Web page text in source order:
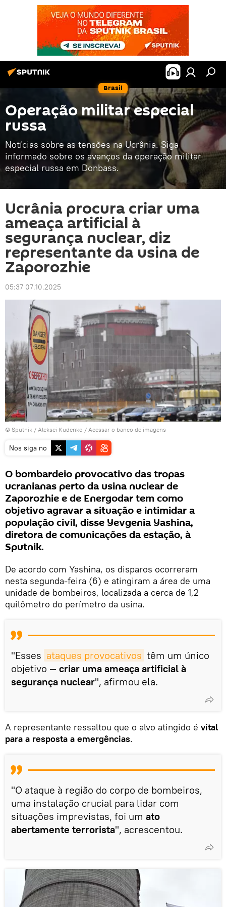
Brasil
Operação militar especial
russa
Notícias sobre as tensões na Ucrânia. Siga
informado sobre os avanços da operação militar
especial russa em Donbass.
Ucrânia procura criar uma
ameaça artificial à
segurança nuclear, diz
representante da usina de
Zaporozhie
05:37 07.10.2025
© Sputnik / Aleksei Kudenko / Acessar o banco de imagens
Nos siga no
O bombardeio provocativo das tropas
ucranianas perto da usina nuclear de
Zaporozhie e de Energodar tem como
objetivo agravar a situação e intimidar a
população civil, disse Yevgenia Yashina,
diretora de comunicações da estação, à
Sputnik.
De acordo com Yashina, os disparos ocorreram
nesta segunda-feira (6) e atingiram a área de uma
unidade de bombeiros, localizada a cerca de 1,2
quilômetro do perímetro da usina.
"Esses ataques provocativos têm um único
objetivo — criar uma ameaça artificial à
segurança nuclear", afirmou ela.
A representante ressaltou que o alvo atingido é vital
para a resposta a emergências.
"O ataque à região do corpo de bombeiros,
uma instalação crucial para lidar com
situações imprevistas, foi um ato
abertamente terrorista", acrescentou.